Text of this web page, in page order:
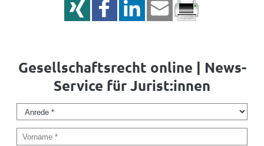
Gesellschaftsrecht online | News-
Service für Jurist:innen